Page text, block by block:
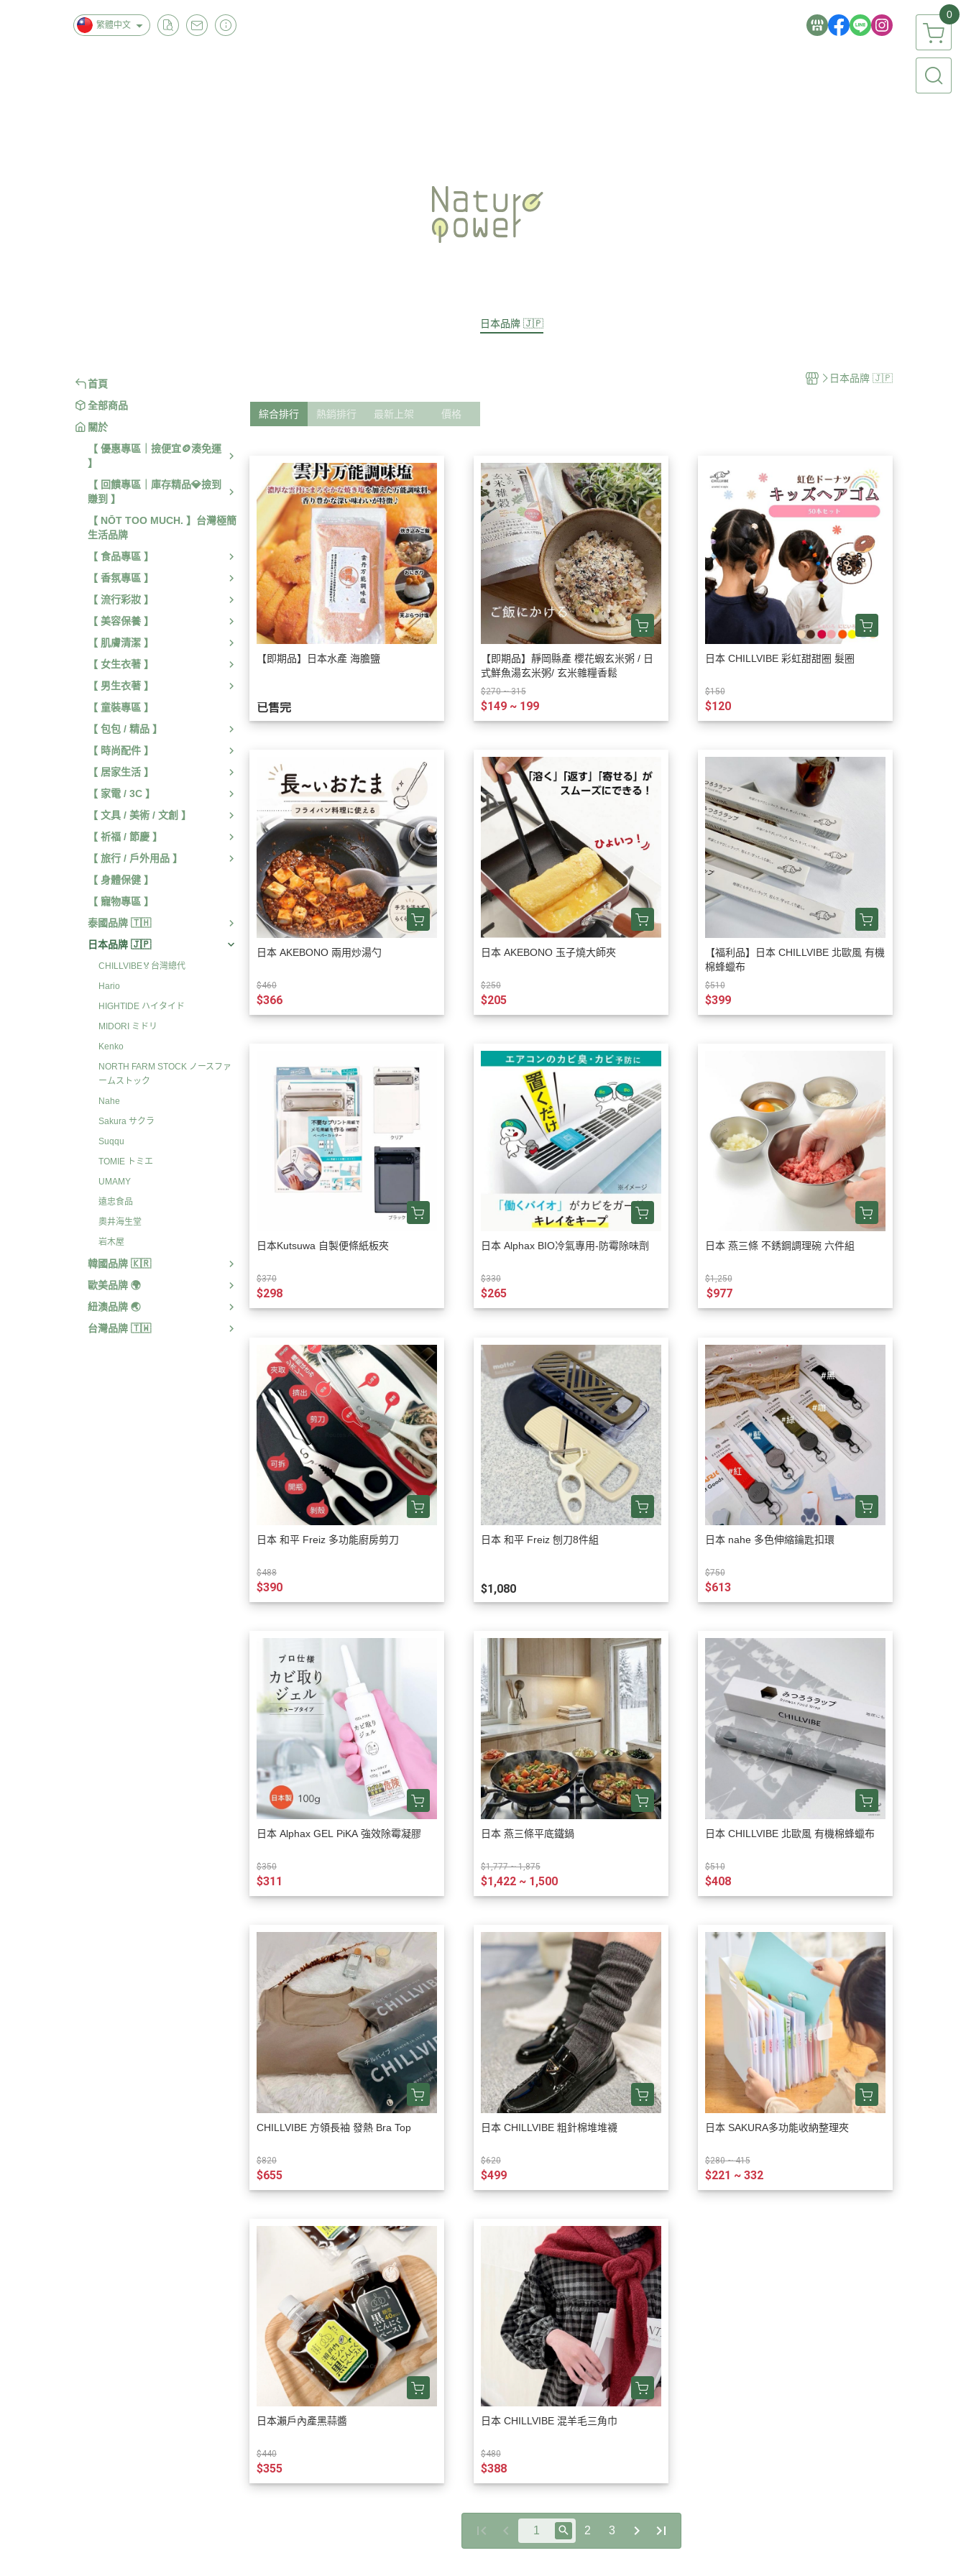
繁體中文
0
日本品牌 🇯🇵
首頁
全部商品
關於
【 優惠專區｜撿便宜🪙湊免運
】
【 回饋專區｜庫存精品💎撿到
賺到 】
【 NŌT TOO MUCH. 】台灣極簡
生活品牌
【 食品專區 】
【 香氛專區 】
【 流行彩妝 】
【 美容保養 】
【 肌膚清潔 】
【 女生衣著 】
【 男生衣著 】
【 童裝專區 】
【 包包 / 精品 】
【 時尚配件 】
【 居家生活 】
【 家電 / 3C 】
【 文具 / 美術 / 文創 】
【 祈福 / 節慶 】
【 旅行 / 戶外用品 】
【 身體保健 】
【 寵物專區 】
泰國品牌 🇹🇭
日本品牌 🇯🇵
CHILLVIBE🏅台灣總代
Hario
HIGHTIDE ハイタイド
MIDORI ミドリ
Kenko
NORTH FARM STOCK ノースファ
ームストック
Nahe
Sakura サクラ
Suqqu
TOMIE トミエ
UMAMY
遠忠食品
奧井海生堂
岩木屋
韓國品牌 🇰🇷
歐美品牌 🌍
紐澳品牌 🌏
台灣品牌 🇹🇼
日本品牌 🇯🇵
綜合排行 熱銷排行 最新上架 價格
【即期品】日本水產 海膽鹽
已售完
【即期品】靜岡縣產 櫻花蝦玄米粥 / 日
式鮮魚湯玄米粥/ 玄米雜糧香鬆
$270 ~ 315
$149 ~ 199
日本 CHILLVIBE 彩虹甜甜圈 髮圈
$150
$120
日本 AKEBONO 兩用炒湯勺
$460
$366
日本 AKEBONO 玉子燒大師夾
$250
$205
【福利品】日本 CHILLVIBE 北歐風 有機
棉蜂蠟布
$510
$399
日本Kutsuwa 自製便條紙板夾
$370
$298
日本 Alphax BIO冷氣專用-防霉除味劑
$330
$265
日本 燕三條 不銹鋼調理碗 六件組
$1,250
$977
日本 和平 Freiz 多功能廚房剪刀
$488
$390
日本 和平 Freiz 刨刀8件組
$1,080
日本 nahe 多色伸縮鑰匙扣環
$750
$613
日本 Alphax GEL PiKA 強效除霉凝膠
$350
$311
日本 燕三條平底鐵鍋
$1,777 ~ 1,875
$1,422 ~ 1,500
日本 CHILLVIBE 北歐風 有機棉蜂蠟布
$510
$408
CHILLVIBE 方領長袖 發熱 Bra Top
$820
$655
日本 CHILLVIBE 粗針棉堆堆襪
$620
$499
日本 SAKURA多功能收納整理夾
$280 ~ 415
$221 ~ 332
日本瀨戶內產黑蒜醬
$440
$355
日本 CHILLVIBE 混羊毛三角巾
$480
$388
2 3